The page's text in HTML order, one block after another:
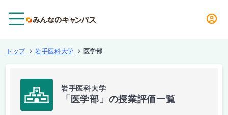
トップ 岩手医科大学 医学部
岩手医科大学
「医学部」の授業評価一覧